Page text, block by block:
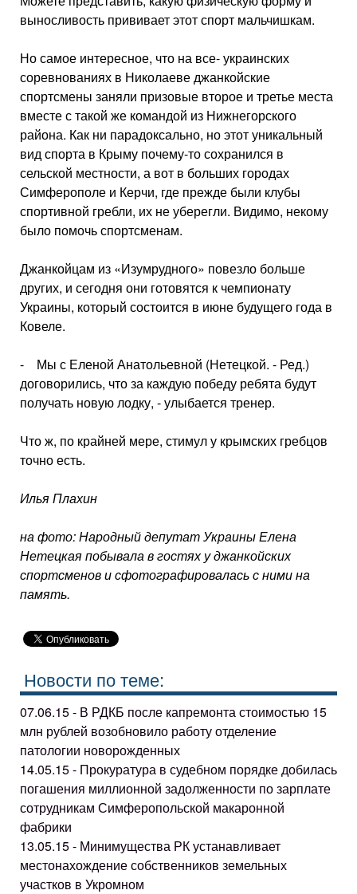
выносливость привива­ет этот спорт мальчишкам.
Но самое интересное, что на все- украинских
соревнованиях в Ни­колаеве джанкойские
спортсмены заняли призовые второе и третье места
вместе с такой же командой из Нижнегорского
района. Как ни парадоксально, но этот уникальный
вид спорта в Крыму почему-то со­хранился в
сельской местности, а вот в больших городах
Симферопо­ле и Керчи, где прежде были клубы
спортивной гребли, их не уберегли. Видимо, некому
было помочь спор­тсменам.
Джанкойцам из «Изумрудного» повез­ло больше
других, и сегодня они готовят­ся к чемпионату
Украины, который состо­ится в июне будущего года в
Ковеле.
- Мы с Еленой Анатольевной (Не­тецкой. - Ред.)
договорились, что за каждую победу ребята будут
получать новую лодку, - улыбается тренер.
Что ж, по крайней мере, стимул у крымских гребцов
точно есть.
Илья Плахин
на фото: Народный депутат Украины Елена
Нетецкая побывала в гостях у джанкойских
спортсменов и сфотографировалась с ними на
память.
Новости по теме:
07.06.15 - В РДКБ после капремонта стоимостью 15
млн рублей возобновило работу отделение
патологии новорожденных
14.05.15 - Прокуратура в судебном порядке добилась
погашения миллионной задолженности по зарплате
сотрудникам Симферопольской макаронной
фабрики
13.05.15 - Минимущества РК устанавливает
местонахождение собственников земельных
участков в Укромном